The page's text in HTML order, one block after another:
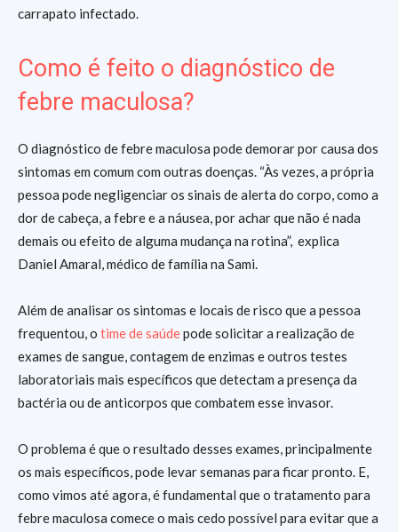
carrapato infectado.
Como é feito o diagnóstico de
febre maculosa?
O diagnóstico de febre maculosa pode demorar por causa dos
sintomas em comum com outras doenças. “Às vezes, a própria
pessoa pode negligenciar os sinais de alerta do corpo, como a
dor de cabeça, a febre e a náusea, por achar que não é nada
demais ou efeito de alguma mudança na rotina”, explica
Daniel Amaral, médico de família na Sami.
Além de analisar os sintomas e locais de risco que a pessoa
frequentou, o time de saúdepode solicitar a realização de
exames de sangue, contagem de enzimas e outros testes
laboratoriais mais específicos que detectam a presença da
bactéria ou de anticorpos que combatem esse invasor.
O problema é que o resultado desses exames, principalmente
os mais específicos, pode levar semanas para ficar pronto. E,
como vimos até agora, é fundamental que o tratamento para
febre maculosa comece o mais cedo possível para evitar que a